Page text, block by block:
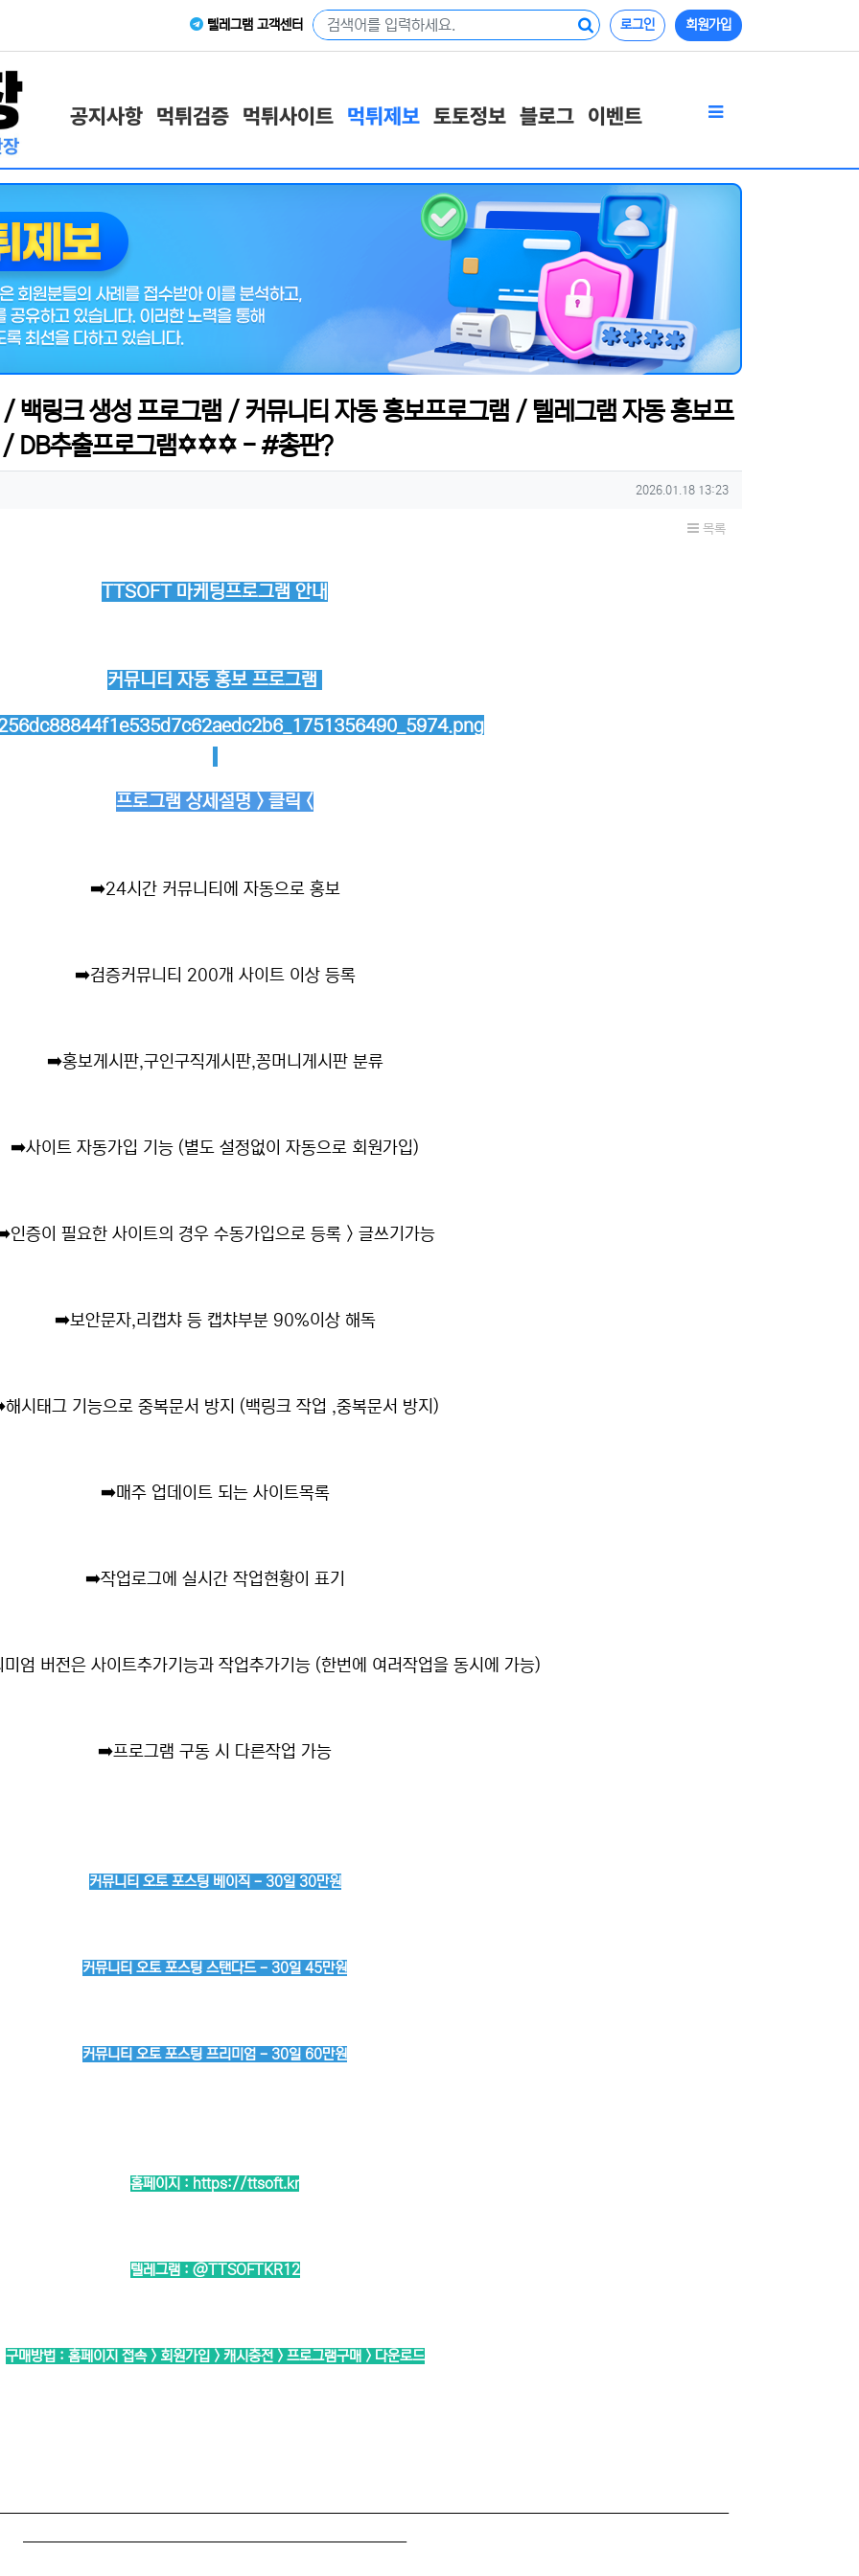
텔레그램 고객센터 로그인 회원가입
공지사항 먹튀검증 먹튀사이트 먹튀제보 토토정보 블로그 이벤트
링크 생성 프로그램 / 커뮤니티 자동 홍보프로그램 / 텔레그램 자동 홍보프
/ DB추출프로그램✡️✡️✡️ - #총판?
작성일
2026.01.18 13:23
목록
TTSOFT 마케팅프로그램 안내
커뮤니티 자동 홍보 프로그램
프로그램 상세설명 > 클릭 <
➡️24시간 커뮤니티에 자동으로 홍보
➡️검증커뮤니티 200개 사이트 이상 등록
➡️홍보게시판,구인구직게시판,꽁머니게시판 분류
➡️사이트 자동가입 기능 (별도 설정없이 자동으로 회원가입)
인증이 필요한 사이트의 경우 수동가입으로 등록 > 글쓰기가능
➡️보안문자,리캡챠 등 캡챠부분 90%이상 해독
해시태그 기능으로 중복문서 방지 (백링크 작업 ,중복문서 방지)
➡️매주 업데이트 되는 사이트목록
➡️작업로그에 실시간 작업현황이 표기
엄 버전은 사이트추가기능과 작업추가기능 (한번에 여러작업을 동시에 가능)
➡️프로그램 구동 시 다른작업 가능
커뮤니티 오토 포스팅 베이직 - 30일 30만원
커뮤니티 오토 포스팅 스탠다드 - 30일 45만원
커뮤니티 오토 포스팅 프리미엄 - 30일 60만원
홈페이지 : https://ttsoft.kr
텔레그램 : @TTSOFTKR12
구매방법 : 홈페이지 접속 > 회원가입 > 캐시충전 > 프로그램구매 > 다운로드
─────────────────────────